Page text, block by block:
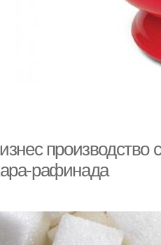
рафинада